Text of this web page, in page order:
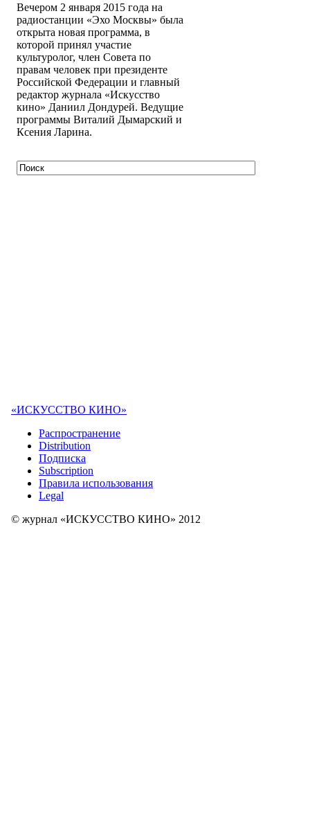
Вечером 2 января 2015 года на
радиостанции «Эхо Москвы» была
открыта новая программа, в
которой принял участие
культуролог, член Совета по
правам человек при президенте
Российской Федерации и главный
редактор журнала «Искусство
кино» Даниил Дондурей. Ведущие
программы Виталий Дымарский и
Ксения Ларина.
«ИСКУССТВО КИНО»
Распространение
Distribution
Подписка
Subscription
Правила использования
Legal
© журнал «ИСКУССТВО КИНО» 2012